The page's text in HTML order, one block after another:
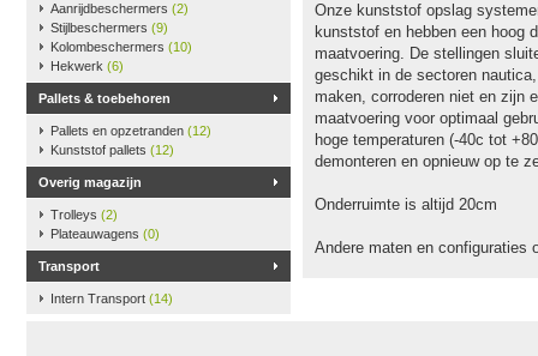
Aanrijdbeschermers (2)
Stijlbeschermers (9)
Kolombeschermers (10)
Hekwerk (6)
Pallets & toebehoren
Pallets en opzetranden (12)
Kunststof pallets (12)
Overig magazijn
Trolleys (2)
Plateauwagens (0)
Transport
Intern Transport (14)
Onze kunststof opslag
kunststof en hebben een hoog
maatvoering. De stellingen
geschikt in de sectoren
maken, corroderen niet en zijn
maatvoering voor optimaal
hoge temperaturen (-40c tot
demonteren en opnieuw op te
Onderruimte is altijd 20cm
Andere maten en configuraties